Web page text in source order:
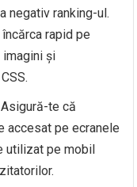
negativ ranking-ul.
rapid pe
și
Asigură-te că
accesat pe ecranele
utilizat pe mobil